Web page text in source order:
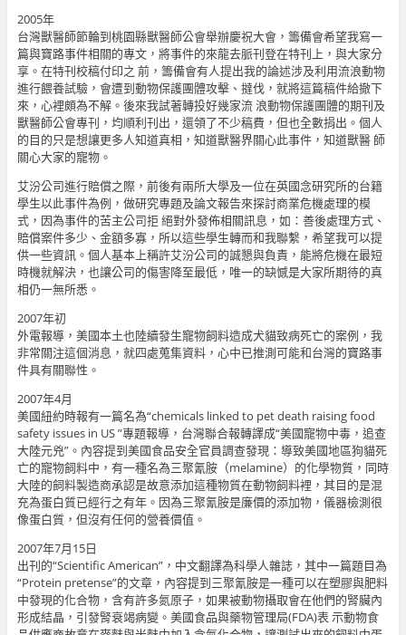
2005年
台灣獸醫師節輪到桃園縣獸醫師公會舉辦慶祝大會，籌備會希望我寫一
篇與寶路事件相關的專文，將事件的來龍去脈刊登在特刊上，與大家分
享。在特刊校稿付印之 前，籌備會有人提出我的論述涉及利用流浪動物
進行餵養試驗，會遭到動物保護團體攻擊、撻伐，就將這篇稿件給撤下
來，心裡頗為不解。後來我試著轉投好幾家流 浪動物保護團體的期刊及
獸醫師公會專刊，均順利刊出，還領了不少稿費，但也全數捐出。個人
的目的只是想讓更多人知道真相，知道獸醫界關心此事件，知道獸醫 師
關心大家的寵物。
艾汾公司進行賠償之際，前後有兩所大學及一位在英國念研究所的台籍
學生以此事件為例，做研究專題及論文報告來探討商業危機處理的模
式，因為事件的苦主公司拒 絕對外發佈相關訊息，如：善後處理方式、
賠償案件多少、金額多寡，所以這些學生轉而和我聯繫，希望我可以提
供一些資訊。個人基本上稱許艾汾公司的誠懇與負責，能將危機在最短
時機就解決，也讓公司的傷害降至最低，唯一的缺憾是大家所期待的真
相仍一無所悉。
2007年初
外電報導，美國本土也陸續發生寵物飼料造成犬貓致病死亡的案例，我
非常關注這個消息，就四處蒐集資料，心中已推測可能和台灣的寶路事
件具有關聯性。
2007年4月
美國紐約時報有一篇名為“chemicals linked to pet death raising food
safety issues in US ”專題報導，台灣聯合報轉譯成“美國寵物中毒，追查
大陸元兇”。內容提到美國食品安全官員調查發現：導致美國地區狗貓死
亡的寵物飼料中，有一種名為三聚氰胺（melamine）的化學物質，同時
大陸的飼料製造商承認是故意添加這種物質在動物飼料裡，其目的是混
充為蛋白質已經行之有年。因為三聚氰胺是廉價的添加物，儀器檢測很
像蛋白質，但沒有任何的營養價值。
2007年7月15日
出刊的“Scientific American”，中文翻譯為科學人雜誌，其中一篇題目為
“Protein pretense”的文章，內容提到三聚氰胺是一種可以在塑膠與肥料
中發現的化合物，含有許多氮原子，如果被動物攝取會在他們的腎臟內
形成結晶，引發腎衰竭病變。美國食品與藥物管理局(FDA)表 示動物食